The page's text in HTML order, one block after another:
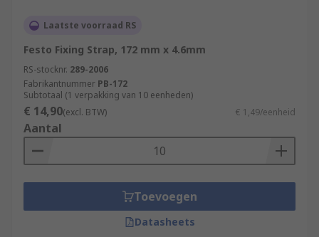
Laatste voorraad RS
Festo Fixing Strap, 172 mm x 4.6mm
RS-stocknr. 289-2006
Fabrikantnummer PB-172
Subtotaal (1 verpakking van 10 eenheden)
€ 14,90(excl. BTW) € 1,49/eenheid
Aantal
Toevoegen
Datasheets